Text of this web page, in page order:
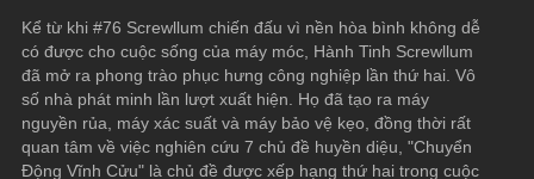
Kể từ khi #76 Screwllum chiến đấu vì nền hòa bình không dễ
có được cho cuộc sống của máy móc, Hành Tinh Screwllum
đã mở ra phong trào phục hưng công nghiệp lần thứ hai. Vô
số nhà phát minh lần lượt xuất hiện. Họ đã tạo ra máy
nguyền rủa, máy xác suất và máy bảo vệ kẹo, đồng thời rất
quan tâm về việc nghiên cứu 7 chủ đề huyền diệu, "Chuyển
Động Vĩnh Cửu" là chủ đề được xếp hạng thứ hai trong cuộc